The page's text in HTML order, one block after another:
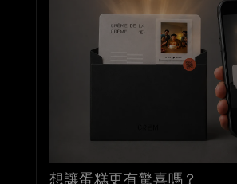
想讓蛋糕更有驚喜嗎？